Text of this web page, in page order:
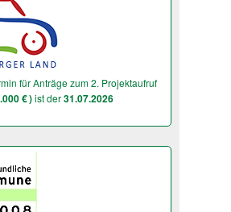
für Anträge zum 2. Projektaufruf
€ )ist der31.07.2026